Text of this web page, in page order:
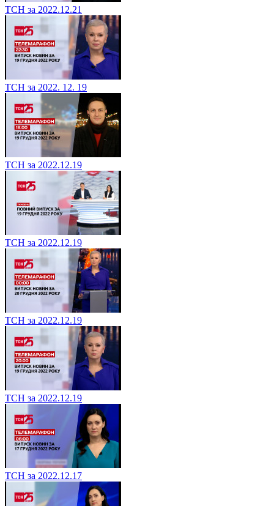
ТСН за 2022.12.21
ТСН за 2022. 12. 19
ТСН за 2022.12.19
ТСН за 2022.12.19
ТСН за 2022.12.19
ТСН за 2022.12.19
ТСН за 2022.12.17